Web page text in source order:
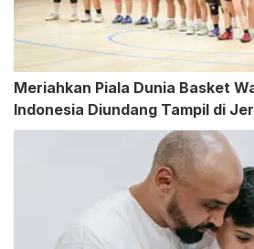
Meriahkan Piala Dunia Basket
Indonesia Diundang Tampil di